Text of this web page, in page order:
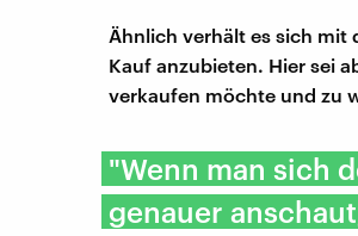
Ähnlich verhält es sich mit
Kauf anzubieten. Hier sei
verkaufen möchte und zu
"Wenn man sich
genauer